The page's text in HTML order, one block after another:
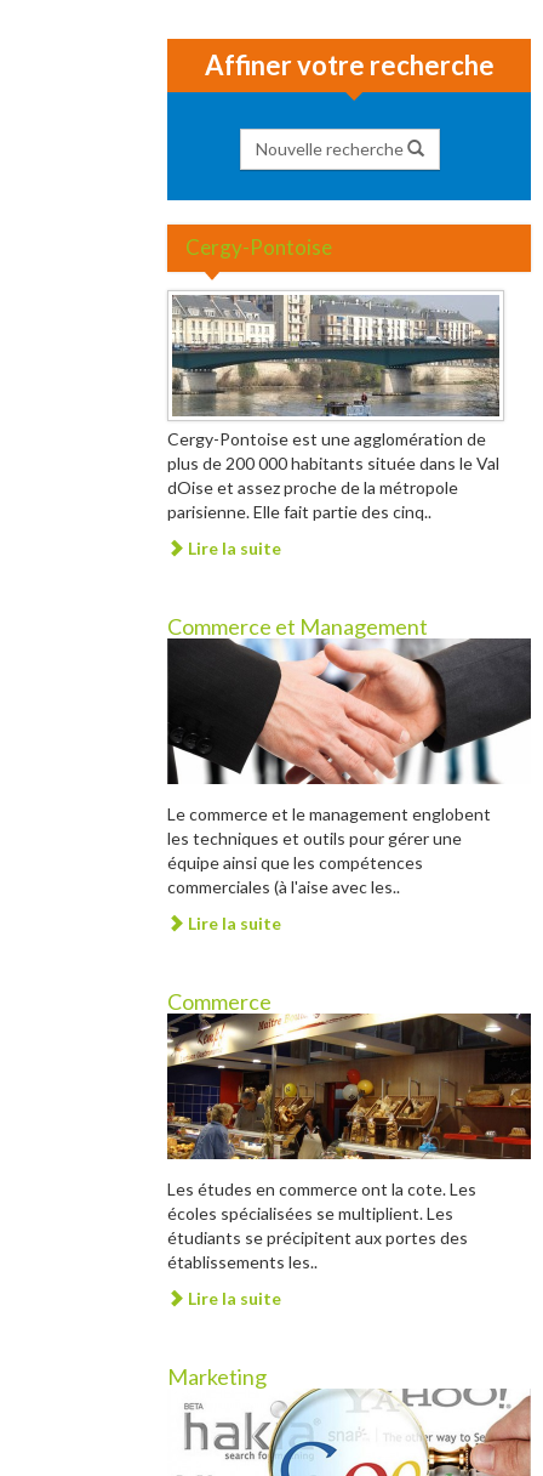
Affiner votre recherche
Nouvelle recherche
Cergy-Pontoise
Cergy-Pontoise est une agglomération de
plus de 200 000 habitants située dans le Val
dOise et assez proche de la métropole
parisienne. Elle fait partie des cinq..
Lire la suite
Commerce et Management
Le commerce et le management englobent
les techniques et outils pour gérer une
équipe ainsi que les compétences
commerciales (à l'aise avec les..
Lire la suite
Commerce
Les études en commerce ont la cote. Les
écoles spécialisées se multiplient. Les
étudiants se précipitent aux portes des
établissements les..
Lire la suite
Marketing